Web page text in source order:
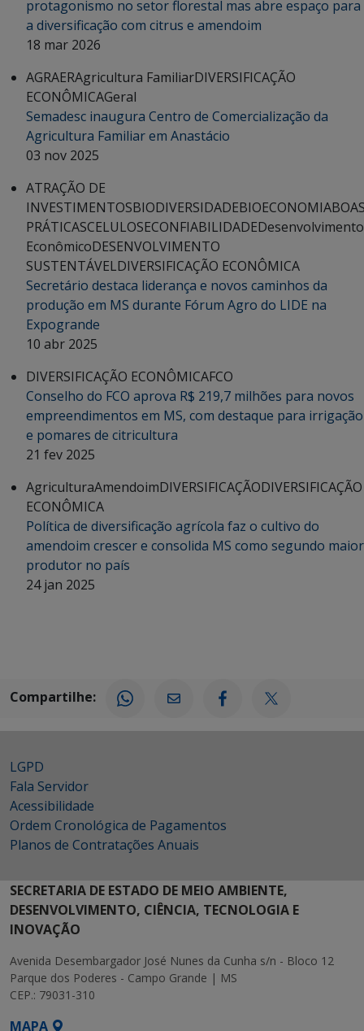
protagonismo no setor florestal mas abre espaço para
a diversificação com citrus e amendoim
18 mar 2026
AGRAERAgricultura FamiliarDIVERSIFICAÇÃO
ECONÔMICAGeral
Semadesc inaugura Centro de Comercialização da
Agricultura Familiar em Anastácio
03 nov 2025
ATRAÇÃO DE
INVESTIMENTOSBIODIVERSIDADEBIOECONOMIA
PRÁTICASCELULOSECONFIABILIDADEDesenvolvimento
EconômicoDESENVOLVIMENTO
SUSTENTÁVELDIVERSIFICAÇÃO ECONÔMICA
Secretário destaca liderança e novos caminhos da
produção em MS durante Fórum Agro do LIDE na
Expogrande
10 abr 2025
DIVERSIFICAÇÃO ECONÔMICAFCO
Conselho do FCO aprova R$ 219,7 milhões para novos
empreendimentos em MS, com destaque para irrigação
e pomares de citricultura
21 fev 2025
AgriculturaAmendoimDIVERSIFICAÇÃODIVERSIFICAÇÃO
ECONÔMICA
Política de diversificação agrícola faz o cultivo do
amendoim crescer e consolida MS como segundo maior
produtor no país
24 jan 2025
Compartilhe:
LGPD
Fala Servidor
Acessibilidade
Ordem Cronológica de Pagamentos
Planos de Contratações Anuais
SECRETARIA DE ESTADO DE MEIO AMBIENTE,
DESENVOLVIMENTO, CIÊNCIA, TECNOLOGIA E
INOVAÇÃO
Avenida Desembargador José Nunes da Cunha s/n - Bloco 12
Parque dos Poderes - Campo Grande | MS
CEP.: 79031-310
MAPA